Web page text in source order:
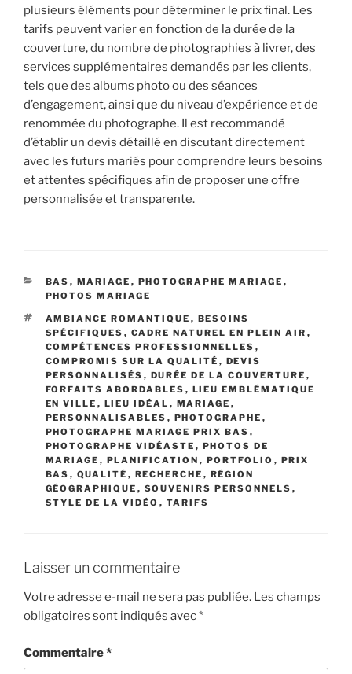
plusieurs éléments pour déterminer le prix final. Les
tarifs peuvent varier en fonction de la durée de la
couverture, du nombre de photographies à livrer, des
services supplémentaires demandés par les clients,
tels que des albums photo ou des séances
d’engagement, ainsi que du niveau d’expérience et de
renommée du photographe. Il est recommandé
d’établir un devis détaillé en discutant directement
avec les futurs mariés pour comprendre leurs besoins
et attentes spécifiques afin de proposer une offre
personnalisée et transparente.
CATÉGORIES
BAS , MARIAGE , PHOTOGRAPHE MARIAGE ,
PHOTOS MARIAGE
ÉTIQUETTES
AMBIANCE ROMANTIQUE , BESOINS
SPÉCIFIQUES , CADRE NATUREL EN PLEIN AIR ,
COMPÉTENCES PROFESSIONNELLES ,
COMPROMIS SUR LA QUALITÉ , DEVIS
PERSONNALISÉS , DURÉE DE LA COUVERTURE ,
FORFAITS ABORDABLES , LIEU EMBLÉMATIQUE
EN VILLE , LIEU IDÉAL , MARIAGE ,
PERSONNALISABLES , PHOTOGRAPHE ,
PHOTOGRAPHE MARIAGE PRIX BAS ,
PHOTOGRAPHE VIDÉASTE , PHOTOS DE
MARIAGE , PLANIFICATION , PORTFOLIO , PRIX
BAS , QUALITÉ , RECHERCHE , RÉGION
GÉOGRAPHIQUE , SOUVENIRS PERSONNELS ,
STYLE DE LA VIDÉO , TARIFS
Laisser un commentaire
Votre adresse e-mail ne sera pas publiée. Les champs
obligatoires sont indiqués avec*
Commentaire*